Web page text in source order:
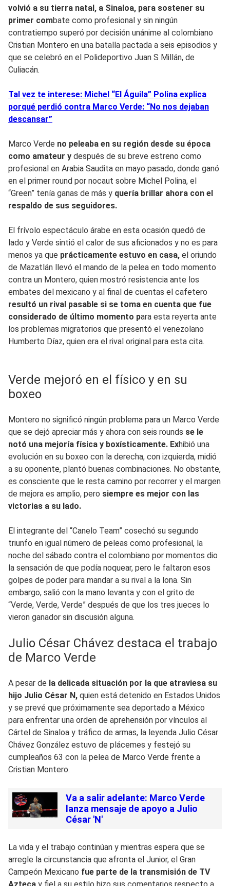
volvió a su tierra natal, a Sinaloa, para sostener su
primer combate como profesional y sin ningún
contratiempo superó por decisión unánime al colombiano
Cristian Montero en una batalla pactada a seis episodios y
que se celebró en el Polideportivo Juan S Millán, de
Culiacán.
Tal vez te interese: Michel “El Águila” Polina explica
porqué perdió contra Marco Verde: “No nos dejaban
descansar”
Marco Verde no peleaba en su región desde su época
como amateur y después de su breve estreno como
profesional en Arabia Saudita en mayo pasado, donde ganó
en el primer round por nocaut sobre Michel Polina, el
“Green” tenía ganas de más y quería brillar ahora con el
respaldo de sus seguidores.
El frívolo espectáculo árabe en esta ocasión quedó de
lado y Verde sintió el calor de sus aficionados y no es para
menos ya que prácticamente estuvo en casa, el oriundo
de Mazatlán llevó el mando de la pelea en todo momento
contra un Montero, quien mostró resistencia ante los
embates del mexicano y al final de cuentas el cafetero
resultó un rival pasable si se toma en cuenta que fue
considerado de último momento para esta reyerta ante
los problemas migratorios que presentó el venezolano
Humberto Díaz, quien era el rival original para esta cita.
Verde mejoró en el físico y en su
boxeo
Montero no significó ningún problema para un Marco Verde
que se dejó apreciar más y ahora con seis rounds se le
notó una mejoría física y boxísticamente. Exhibió una
evolución en su boxeo con la derecha, con izquierda, midió
a su oponente, plantó buenas combinaciones. No obstante,
es consciente que le resta camino por recorrer y el margen
de mejora es amplio, pero siempre es mejor con las
victorias a su lado.
El integrante del “Canelo Team” cosechó su segundo
triunfo en igual número de peleas como profesional, la
noche del sábado contra el colombiano por momentos dio
la sensación de que podía noquear, pero le faltaron esos
golpes de poder para mandar a su rival a la lona. Sin
embargo, salió con la mano levanta y con el grito de
“Verde, Verde, Verde” después de que los tres jueces lo
vieron ganador sin discusión alguna.
Julio César Chávez destaca el trabajo
de Marco Verde
A pesar de la delicada situación por la que atraviesa su
hijo Julio César N, quien está detenido en Estados Unidos
y se prevé que próximamente sea deportado a México
para enfrentar una orden de aprehensión por vínculos al
Cártel de Sinaloa y tráfico de armas, la leyenda Julio César
Chávez González estuvo de plácemes y festejó su
cumpleaños 63 con la pelea de Marco Verde frente a
Cristian Montero.
Va a salir adelante: Marco Verde
lanza mensaje de apoyo a Julio
César 'N'
La vida y el trabajo continúan y mientras espera que se
arregle la circunstancia que afronta el Junior, el Gran
Campeón Mexicano fue parte de la transmisión de TV